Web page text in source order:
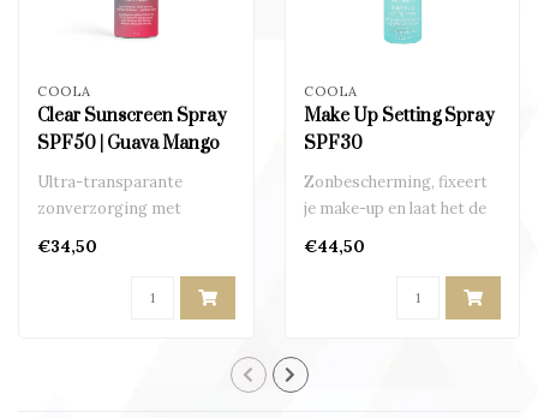
COOLA
Clear Sunscreen Spray
SPF50 | Guava Mango
Ultra-transparante
zonverzorging met
biologische ingrediënten..
€34,50
COOLA
Make Up Setting Spray
SPF30
Zonbescherming, fixeert
je make-up en laat het de
€44,50